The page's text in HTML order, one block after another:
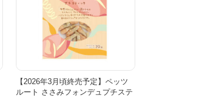
【2026年3月頃終売予定】ペッツ
ルート ささみフォンデュプチステ